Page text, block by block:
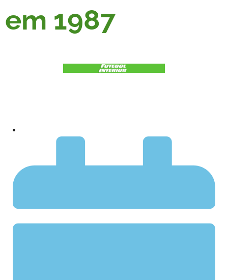
em 1987